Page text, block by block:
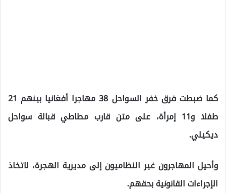
كما ضبطت فرق خفر السواحل 38 مهاجرا أفغانيا بينهم 21
طفلا و11 إمرأة، على متن قارب مطاطي قبالة سواحل
ديكيلي.
وأحيل المهاجرون غير النظاميون إلى مديرية الهجرة، لاتخاذ
الإجراءات القانونية بحقهم.